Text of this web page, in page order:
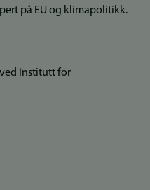
på EU og klimapolitikk.
Institutt for